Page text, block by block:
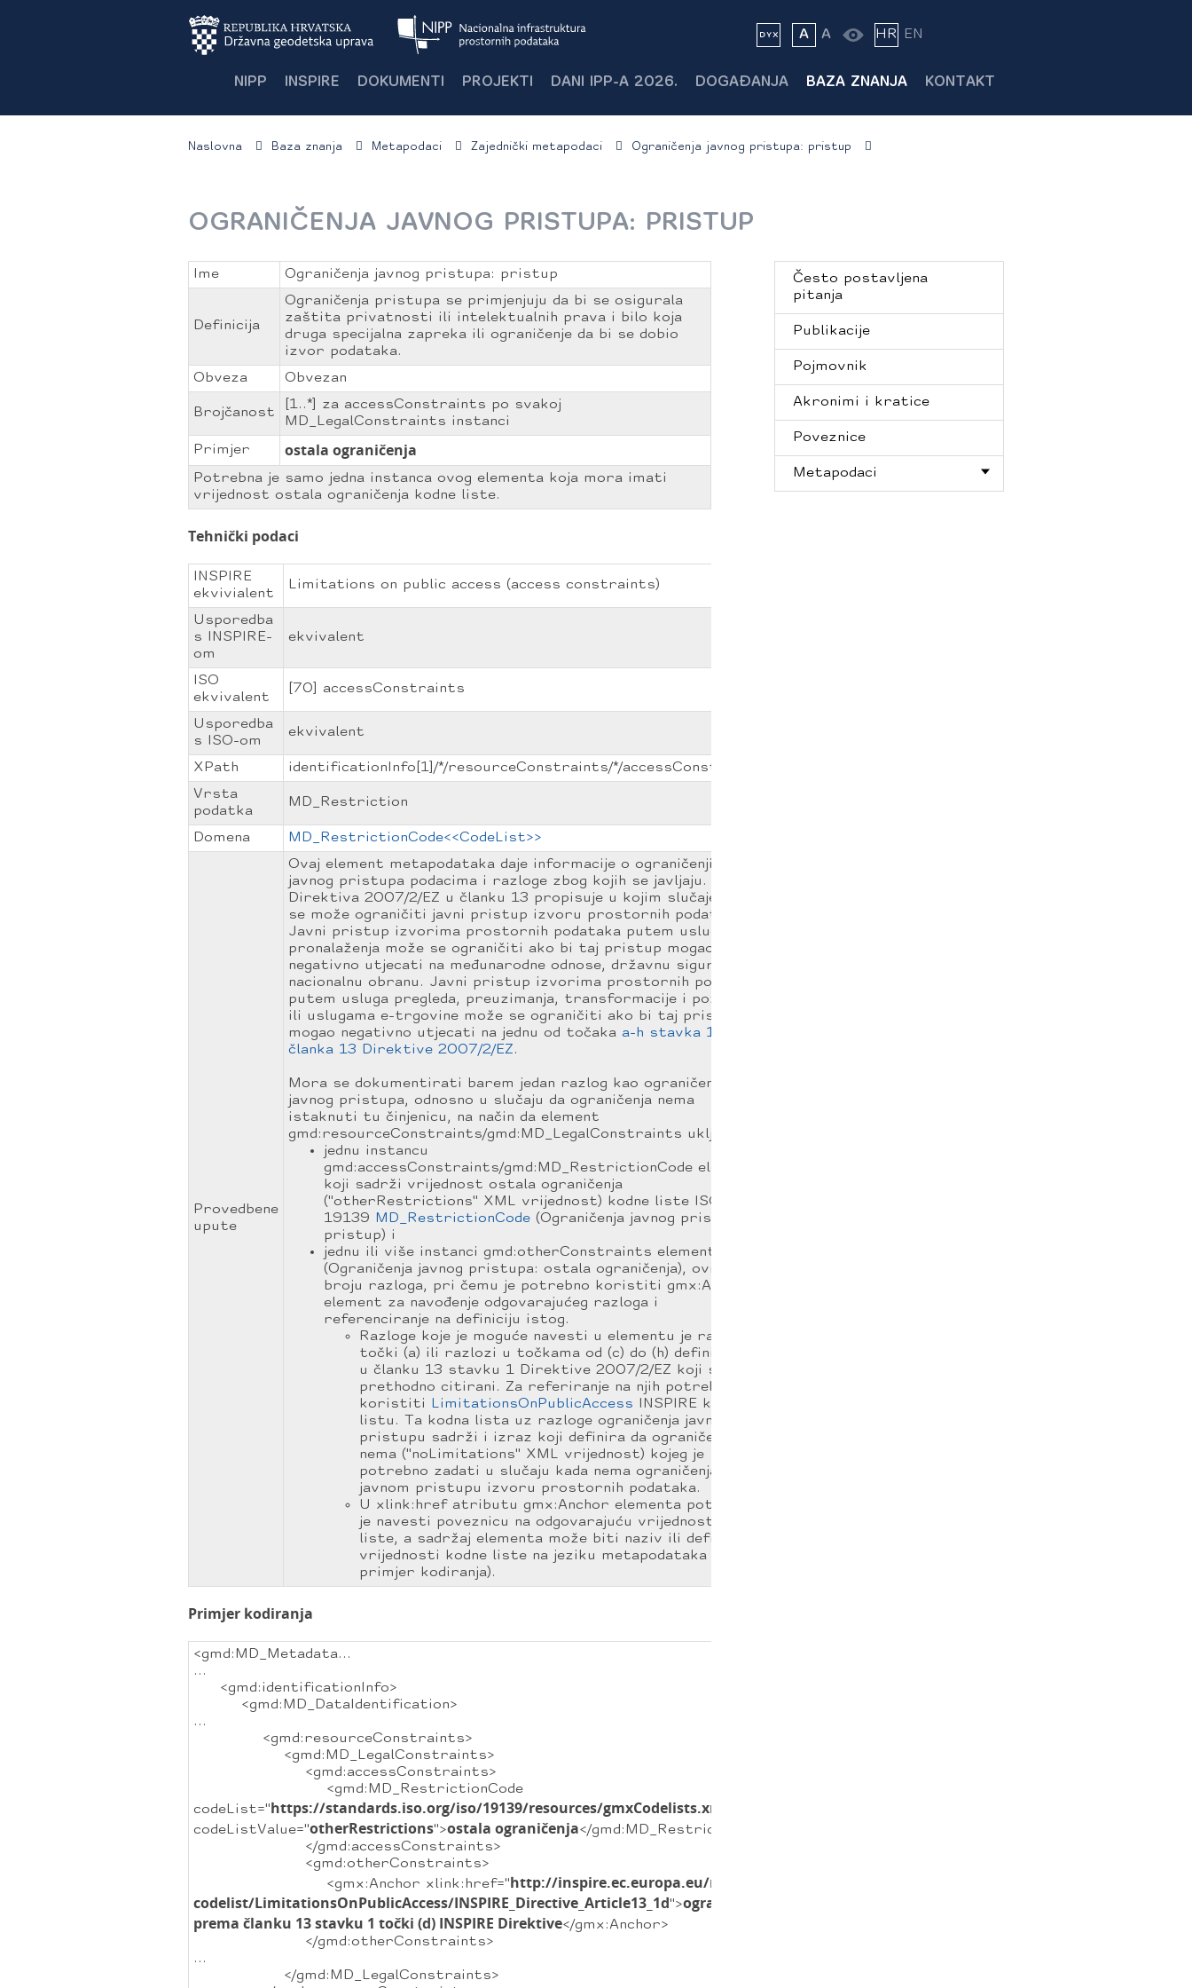
A A HR EN
NIPP INSPIRE DOKUMENTI PROJEKTI DANI IPP-A 2026. DOGAĐANJA BAZA ZNANJA KONTAKT
Naslovna Baza znanja Metapodaci Zajednički metapodaci Ograničenja javnog pristupa: pristup
OGRANIČENJA JAVNOG PRISTUPA: PRISTUP
Ime Ograničenja javnog pristupa: pristup
Definicija
Ograničenja pristupa se primjenjuju da bi se osigurala
zaštita privatnosti ili intelektualnih prava i bilo koja
druga specijalna zapreka ili ograničenje da bi se dobio
izvor podataka.
Obveza
Obvezan
Brojčanost
[1..*] za accessConstraints po svakoj
MD_LegalConstraints instanci
Primjer
ostala ograničenja
Potrebna je samo jedna instanca ovog elementa koja mora imati
vrijednost ostala ograničenja kodne liste.
Tehnički podaci
INSPIRE
ekvivialent
Limitations on public access (access constraints)
Usporedba
s INSPIRE-
om
ekvivalent
ISO
ekvivalent
[70] accessConstraints
Usporedba
s ISO-om
ekvivalent
XPath
identificationInfo[1]/*/resourceConstraints/*/accessConstraints
Vrsta
podatka
MD_Restriction
Domena MD_RestrictionCode<<CodeList>>
Provedbene
upute
Ovaj element metapodataka daje informacije o ograničenjima
javnog pristupa podacima i razloge zbog kojih se javljaju.
Direktiva 2007/2/EZ u članku 13 propisuje u kojim slučajevima
se može ograničiti javni pristup izvoru prostornih podataka.
Javni pristup izvorima prostornih podataka putem usluge
pronalaženja može se ograničiti ako bi taj pristup mogao
negativno utjecati na međunarodne odnose, državnu sigurnost i
nacionalnu obranu. Javni pristup izvorima prostornih podataka
putem usluga pregleda, preuzimanja, transformacije i pozivanja
ili uslugama e-trgovine može se ograničiti ako bi taj pristup
mogao negativno utjecati na jednu od točaka a-h stavka 1
članka 13 Direktive 2007/2/EZ.
Mora se dokumentirati barem jedan razlog kao ograničenje
javnog pristupa, odnosno u slučaju da ograničenja nema
istaknuti tu činjenicu, na način da element
gmd:resourceConstraints/gmd:MD_LegalConstraints uključuje:
jednu instancu
gmd:accessConstraints/gmd:MD_RestrictionCode elementa
koji sadrži vrijednost ostala ograničenja
("otherRestrictions" XML vrijednost) kodne liste ISO
19139 MD_RestrictionCode (Ograničenja javnog pristupa:
pristup) i
jednu ili više instanci gmd:otherConstraints elementa
(Ograničenja javnog pristupa: ostala ograničenja), ovisno o
broju razloga, pri čemu je potrebno koristiti gmx:Anchor
element za navođenje odgovarajućeg razloga i
referenciranje na definiciju istog.
Razloge koje je moguće navesti u elementu je razlog u
točki (a) ili razlozi u točkama od (c) do (h) definiranih
u članku 13 stavku 1 Direktive 2007/2/EZ koji su
prethodno citirani. Za referiranje na njih potrebno je
koristiti
LimitationsOnPublicAccess INSPIRE kodnu
listu. Ta kodna lista uz razloge ograničenja javnom
pristupu sadrži i izraz koji definira da ograničenja
nema ("noLimitations" XML vrijednost) kojeg je
potrebno zadati u slučaju kada nema ograničenja
javnom pristupu izvoru prostornih podataka.
U xlink:href atributu gmx:Anchor elementa potrebno
je navesti poveznicu na odgovarajuću vrijednost kodne
liste, a sadržaj elementa može biti naziv ili definicija
vrijednosti kodne liste na jeziku metapodataka (v.
primjer kodiranja).
Primjer kodiranja
<gmd:MD_Metadata...
...
<gmd:identificationInfo>
<gmd:MD_DataIdentification>
...
<gmd:resourceConstraints>
<gmd:MD_LegalConstraints>
<gmd:accessConstraints>
<gmd:MD_RestrictionCode
codeList="https://standards.iso.org/iso/19139/resources/gmxCodelists.xml#MD_RestrictionCode
codeListValue="otherRestrictions">ostala ograničenja</gmd:MD_RestrictionCode>
</gmd:accessConstraints>
<gmd:otherConstraints>
<gmx:Anchor xlink:href="http://inspire.ec.europa.eu/metadata-
codelist/LimitationsOnPublicAccess/INSPIRE_Directive_Article13_1d">ograničenje javnog pristupa
prema članku 13 stavku 1 točki (d) INSPIRE Direktive</gmx:Anchor>
</gmd:otherConstraints>
...
</gmd:MD_LegalConstraints>
Često postavljena
pitanja
Publikacije
Pojmovnik
Akronimi i kratice
Poveznice
Metapodaci